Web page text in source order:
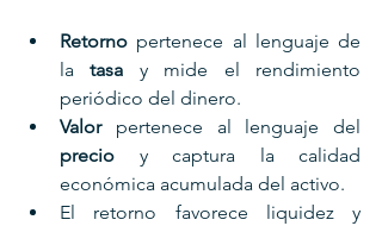
Retorno pertenece al lenguaje de
la tasa y mide el rendimiento
periódico del dinero.
Valor
precio y captura la calidad
económica acumulada del activo.
El retorno favorece liquidez y